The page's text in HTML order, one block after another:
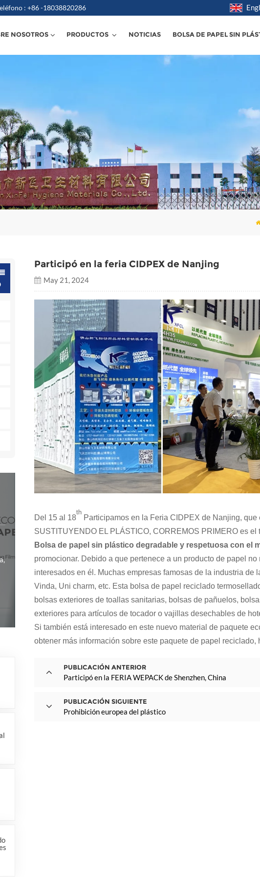
: +86 -18038820286
NOSOTROS PRODUCTOS NOTICIAS BOLSA DE PAPEL SIN
Participó en la feria CIDPEX de Nanjing
May 21, 2024
Del 15 al 18
th
Participamos en la Feria CIDPEX de Nanjing,
SUSTITUYENDO EL PLÁSTICO, CORREMOS PRIMERO es el
Bolsa de papel sin plástico degradable y respetuosa con el
promocionar. Debido a que pertenece a un producto de papel
interesados en él. Muchas empresas famosas de la industria de
Vinda, Uni charm, etc. Esta bolsa de papel reciclado
bolsas exteriores de toallas sanitarias, bolsas de pañuelos,
exteriores para artículos de tocador o vajillas desechables de
Si también está interesado en este nuevo material de paquete
obtener más información sobre este paquete de papel
PUBLICACIÓN ANTERIOR
Participó en la FERIA WEPACK de Shenzhen, China
PUBLICACIÓN SIGUIENTE
Prohibición europea del plástico